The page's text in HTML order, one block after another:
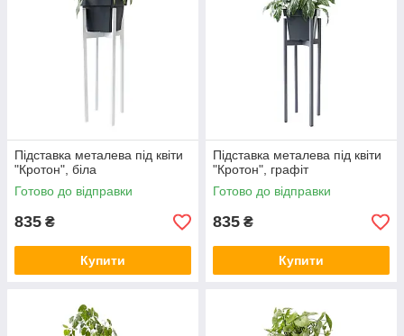
Підставка металева під квіти
"Кротон", біла
Готово до відправки
835 ₴
Купити
Підставка металева під квіти
"Кротон", графіт
Готово до відправки
835 ₴
Купити